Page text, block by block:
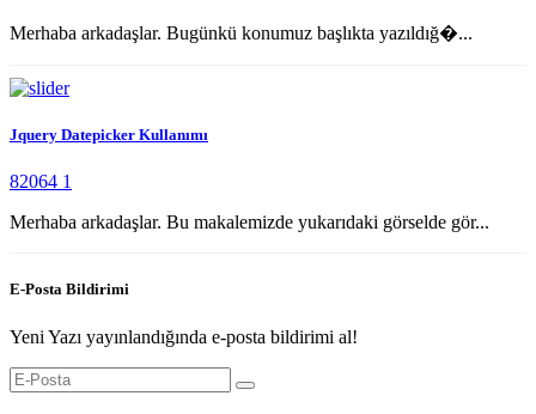
Merhaba arkadaşlar. Bugünkü konumuz başlıkta yazıldığ�...
Jquery Datepicker Kullanımı
82064 1
Merhaba arkadaşlar. Bu makalemizde yukarıdaki görselde gör...
E-Posta Bildirimi
Yeni Yazı yayınlandığında e-posta bildirimi al!